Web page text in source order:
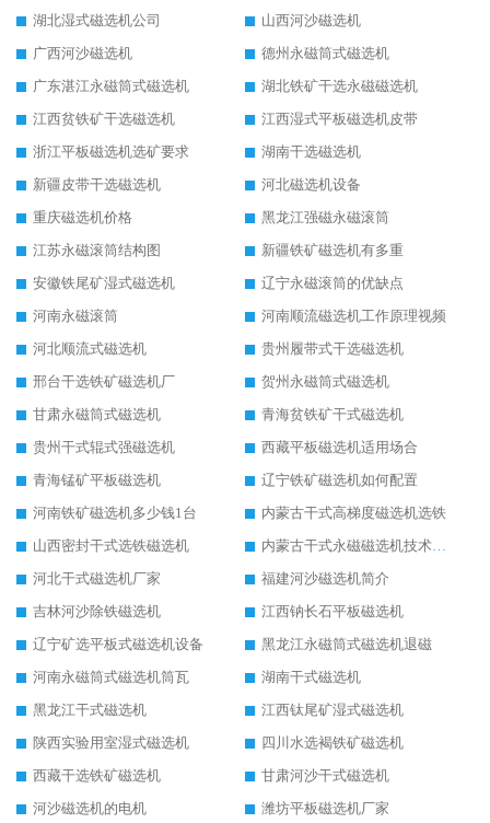
湖北湿式磁选机公司
山西河沙磁选机
广西河沙磁选机
德州永磁筒式磁选机
广东湛江永磁筒式磁选机
湖北铁矿干选永磁磁选机
江西贫铁矿干选磁选机
江西湿式平板磁选机皮带
浙江平板磁选机选矿要求
湖南干选磁选机
新疆皮带干选磁选机
河北磁选机设备
重庆磁选机价格
黑龙江强磁永磁滚筒
江苏永磁滚筒结构图
新疆铁矿磁选机有多重
安徽铁尾矿湿式磁选机
辽宁永磁滚筒的优缺点
河南永磁滚筒
河南顺流磁选机工作原理视频
河北顺流式磁选机
贵州履带式干选磁选机
邢台干选铁矿磁选机厂
贺州永磁筒式磁选机
甘肃永磁筒式磁选机
青海贫铁矿干式磁选机
贵州干式辊式强磁选机
西藏平板磁选机适用场合
青海锰矿平板磁选机
辽宁铁矿磁选机如何配置
河南铁矿磁选机多少钱1台
内蒙古干式高梯度磁选机选铁
山西密封干式选铁磁选机
内蒙古干式永磁磁选机技术要求
河北干式磁选机厂家
福建河沙磁选机简介
吉林河沙除铁磁选机
江西钠长石平板磁选机
辽宁矿选平板式磁选机设备
黑龙江永磁筒式磁选机退磁
河南永磁筒式磁选机筒瓦
湖南干式磁选机
黑龙江干式磁选机
江西钛尾矿湿式磁选机
陕西实验用室湿式磁选机
四川水选褐铁矿磁选机
西藏干选铁矿磁选机
甘肃河沙干式磁选机
河沙磁选机的电机
潍坊平板磁选机厂家